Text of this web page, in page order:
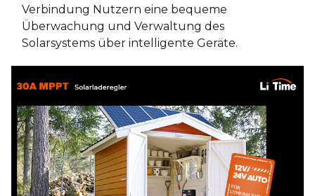
Verbindung Nutzern eine bequeme
Überwachung und Verwaltung des
Solarsystems über intelligente Geräte.